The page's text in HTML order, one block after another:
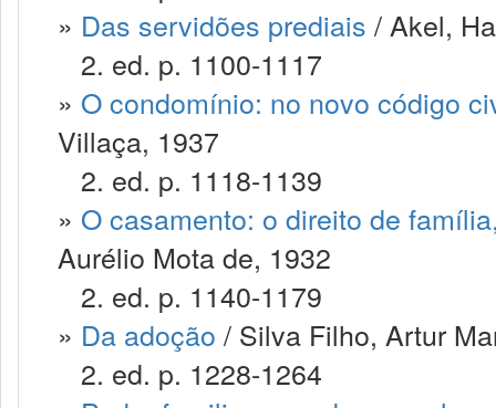
» Das servidões prediais / Akel,
2. ed. p. 1100-1117
» O condomínio: no novo código
Villaça, 1937
2. ed. p. 1118-1139
» O casamento: o direito de
Aurélio Mota de, 1932
2. ed. p. 1140-1179
» Da adoção / Silva Filho, Artur
2. ed. p. 1228-1264